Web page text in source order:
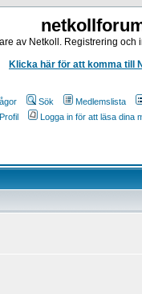
av Netkoll. Registrering
Klicka här för att komma till
Sök Medlemslista
Profil
Logga in för att läsa dina